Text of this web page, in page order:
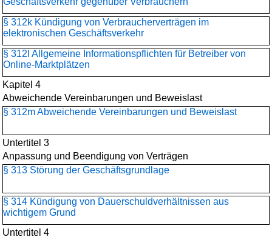
§ 312k Kündigung von Verbraucherverträgen im
elektronischen Geschäftsverkehr
§ 312l Allgemeine Informationspflichten für Betreiber von
Online-Marktplätzen
Kapitel 4
Abweichende Vereinbarungen und Beweislast
§ 312m Abweichende Vereinbarungen und Beweislast
Untertitel 3
Anpassung und Beendigung von Verträgen
§ 313 Störung der Geschäftsgrundlage
§ 314 Kündigung von Dauerschuldverhältnissen aus
wichtigem Grund
Untertitel 4